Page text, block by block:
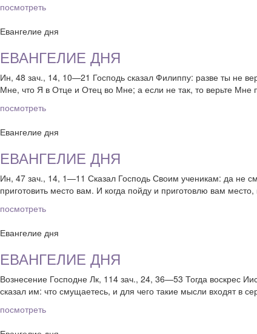
посмотреть
Евангелие дня
ЕВАНГЕЛИЕ ДНЯ
Ин, 48 зач., 14, 10—21 Господь сказал Филиппу: разве ты не
Мне, что Я в Отце и Отец во Мне; а если не так, то верьте Мне
посмотреть
Евангелие дня
ЕВАНГЕЛИЕ ДНЯ
Ин, 47 зач., 14, 1—11 Сказал Господь Своим ученикам: да не
приготовить место вам. И когда пойду и приготовлю вам
посмотреть
Евангелие дня
ЕВАНГЕЛИЕ ДНЯ
Вознесение Господне Лк, 114 зач., 24, 36—53 Тогда воскрес
сказал им: что смущаетесь, и для чего такие мысли входят в
посмотреть